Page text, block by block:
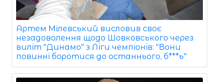
Артем Мілевський висловив своє
незадоволення щодо Шовковського через
виліт "Динамо" з Ліги чемпіонів: "Вони
повинні боротися до останнього, б***ь"